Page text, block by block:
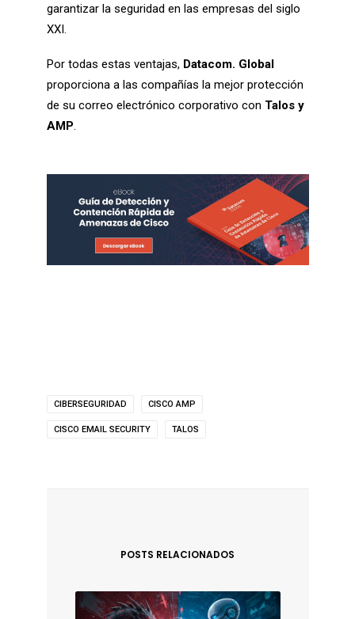
garantizar la seguridad en las empresas del siglo
XXI.
Por todas estas ventajas, Datacom. Global
proporciona a las compañías la mejor protección
de su correo electrónico corporativo con Talos y
AMP.
CIBERSEGURIDAD CISCO AMP
CISCO EMAIL SECURITY TALOS
POSTS RELACIONADOS